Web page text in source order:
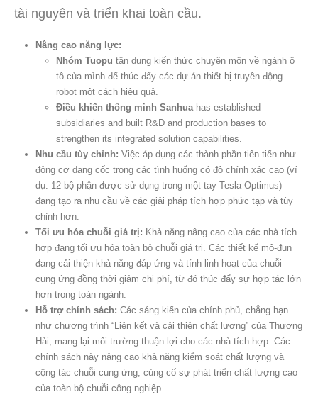
tài nguyên và triển khai toàn cầu.
Nâng cao năng lực:
Nhóm Tuopu tận dụng kiến ​​thức chuyên môn về ngành ô
tô của mình để thúc đẩy các dự án thiết bị truyền động
robot một cách hiệu quả.
Điều khiển thông minh Sanhua has established
subsidiaries and built R&D and production bases to
strengthen its integrated solution capabilities.
Nhu cầu tùy chỉnh: Việc áp dụng các thành phần tiên tiến như
động cơ dạng cốc trong các tình huống có độ chính xác cao (ví
dụ: 12 bộ phận được sử dụng trong một tay Tesla Optimus)
đang tạo ra nhu cầu về các giải pháp tích hợp phức tạp và tùy
chỉnh hơn.
Tối ưu hóa chuỗi giá trị: Khả năng nâng cao của các nhà tích
hợp đang tối ưu hóa toàn bộ chuỗi giá trị. Các thiết kế mô-đun
đang cải thiện khả năng đáp ứng và tính linh hoạt của chuỗi
cung ứng đồng thời giảm chi phí, từ đó thúc đẩy sự hợp tác lớn
hơn trong toàn ngành.
Hỗ trợ chính sách: Các sáng kiến ​​của chính phủ, chẳng hạn
như chương trình “Liên kết và cải thiện chất lượng” của Thượng
Hải, mang lại môi trường thuận lợi cho các nhà tích hợp. Các
chính sách này nâng cao khả năng kiểm soát chất lượng và
cộng tác chuỗi cung ứng, củng cố sự phát triển chất lượng cao
của toàn bộ chuỗi công nghiệp.